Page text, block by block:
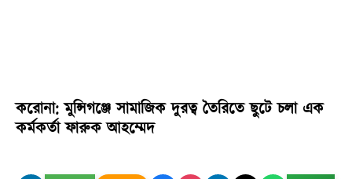
করোনা: মুন্সিগঞ্জে সামাজিক দুরত্ব তৈরিতে ছুটে চলা এক
কর্মকর্তা ফারুক আহম্মেদ